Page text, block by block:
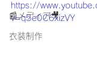
📰メディア🎥
衣装制作
https://
v=q5e0C6xizVY